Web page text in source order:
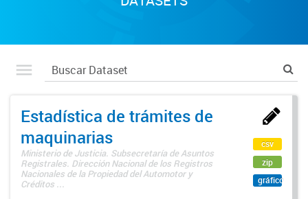
Estadística de trámites de
maquinarias
Ministerio de Justicia. Subsecretaría de Asuntos
Registrales. Dirección Nacional de los Registros
Nacionales de la Propiedad del Automotor y
Créditos ...
csv
zip
gráfico